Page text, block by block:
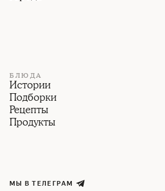
БЛЮДА
Истории
Подборки
Рецепты
Продукты
МЫ В ТЕЛЕГРАМ